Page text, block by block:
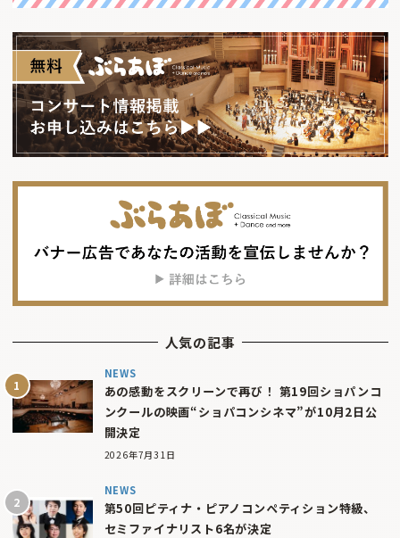
人気の記事
NEWS
あの感動をスクリーンで再び！ 第19回ショパンコ
ンクールの映画“ショパコンシネマ”が10月2日公
開決定
2026年7月31日
NEWS
第50回ピティナ・ピアノコンペティション特級、
セミファイナリスト6名が決定